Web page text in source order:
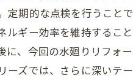
るためのヒント
設備の導入
めるリフォーム
期的な点検を行うこと
ギー効率を維持するこ
、今回の水廻りリフォ
ズでは、さらに深いテ